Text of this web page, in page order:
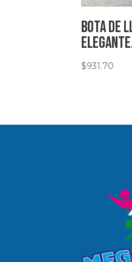
Bota de
$931.70